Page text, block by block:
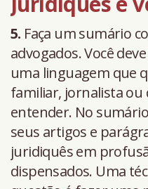
5. Faça um sumário
advogados. Você
uma linguagem que
familiar, jornalista
entender. No
seus artigos e
juridiquês em
dispensados. Uma